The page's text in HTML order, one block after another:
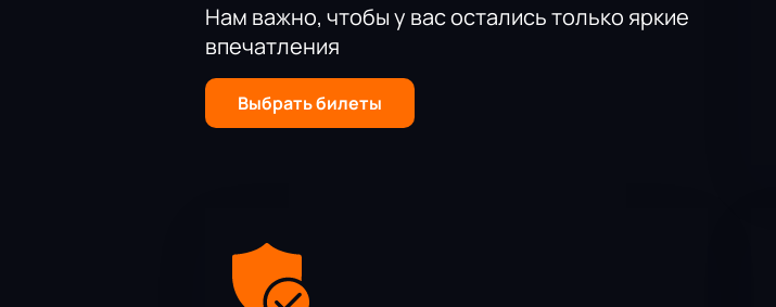
Нам важно, чтобы у вас остались только яркие
впечатления
Выбрать билеты